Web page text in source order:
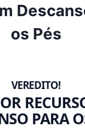
os Pés
PARA